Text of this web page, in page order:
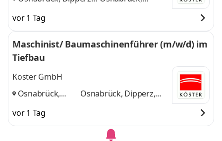
vor 1 Tag
Maschinist/ Baumaschinenführer (m/w/d) im
Tiefbau
Koster GmbH
Osnabrück,
Bielefeld
Osnabrück, Dipperz,
vor 1 Tag